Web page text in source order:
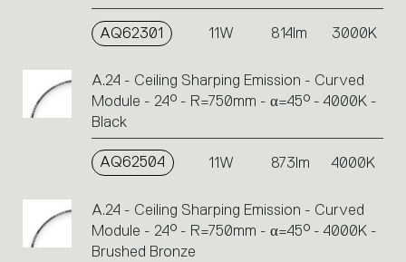
AQ62301 11W 814lm 3000K
A.24 - Ceiling Sharping Emission - Curved
Module - 24° - R=750mm - α=45° - 4000K -
Black
AQ62504 11W 873lm 4000K
A.24 - Ceiling Sharping Emission - Curved
Module - 24° - R=750mm - α=45° - 4000K -
Brushed Bronze